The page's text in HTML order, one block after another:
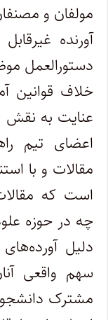
مولفان و
آورنده
دستورالعمل
خلاف قوانین
عنایت به نقش
اعضای تیم
است که
چه در حوزه
دلیل
سهم واقعی
مشترک دانشجو